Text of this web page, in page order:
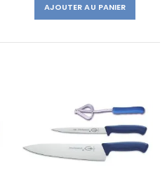
AJOUTER AU PANIER